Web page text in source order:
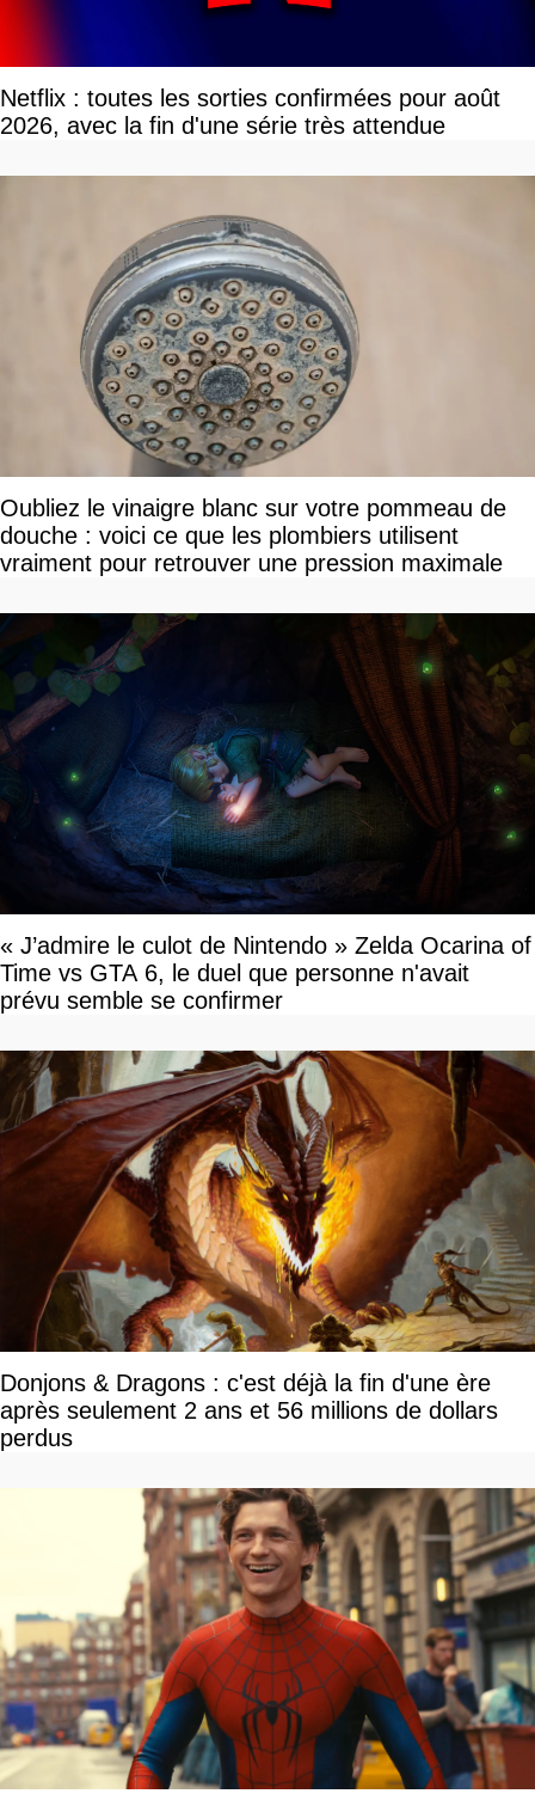
Netflix : toutes les sorties confirmées pour août
2026, avec la fin d'une série très attendue
Oubliez le vinaigre blanc sur votre pommeau de
douche : voici ce que les plombiers utilisent
vraiment pour retrouver une pression maximale
« J’admire le culot de Nintendo » Zelda Ocarina of
Time vs GTA 6, le duel que personne n'avait
prévu semble se confirmer
Donjons & Dragons : c'est déjà la fin d'une ère
après seulement 2 ans et 56 millions de dollars
perdus